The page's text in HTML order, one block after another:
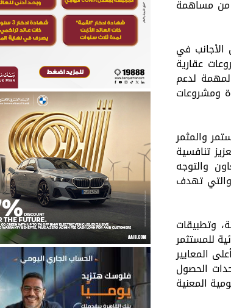
من مساهمة
في
عقارية
لدعم
ومشروعات
والمثمر
تنافسية
والتوجه
تهدف
وتطبيقات
للمستثمر
المعايير
الحصول
المعنية